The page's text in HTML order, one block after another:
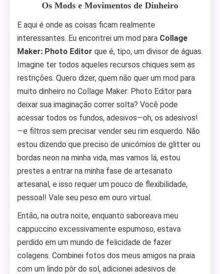
Os Mods e Movimentos de Dinheiro
E aqui é onde as coisas ficam realmente
interessantes. Eu encontrei um mod para Collage
Maker: Photo Editor que é, tipo, um divisor de águas.
Imagine ter todos aqueles recursos chiques sem as
restrições. Quero dizer, quem não quer um mod para
muito dinheiro no Collage Maker: Photo Editor para
deixar sua imaginação correr solta? Você pode
acessar todos os fundos, adesivos—oh, os adesivos!
—e filtros sem precisar vender seu rim esquerdo. Não
estou dizendo que preciso de unicórnios de glitter ou
bordas neon na minha vida, mas vamos lá, estou
prestes a entrar na minha fase de artesanato
artesanal, e isso requer um pouco de flexibilidade,
pessoal! Vale seu peso em ouro virtual.
Então, na outra noite, enquanto saboreava meu
cappuccino excessivamente espumoso, estava
perdido em um mundo de felicidade de fazer
colagens. Combinei fotos dos meus amigos na praia
com um lindo pôr do sol, adicionei adesivos de